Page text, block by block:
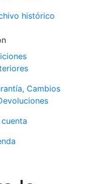
histórico
Cambios